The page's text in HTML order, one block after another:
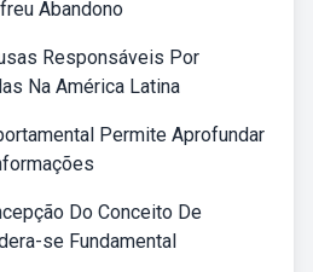
Abandono
Responsáveis Por
Na América Latina
Permite Aprofundar
Do Conceito De
se Fundamental